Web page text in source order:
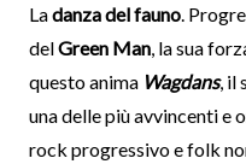
Ladanza del fauno.
delGreen Man, la sua
questo anima Wagdans, il
una delle più avvincenti
rock progressivo e folk